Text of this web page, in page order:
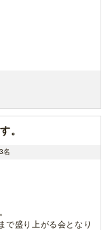
。
名
で盛り上がる会となり